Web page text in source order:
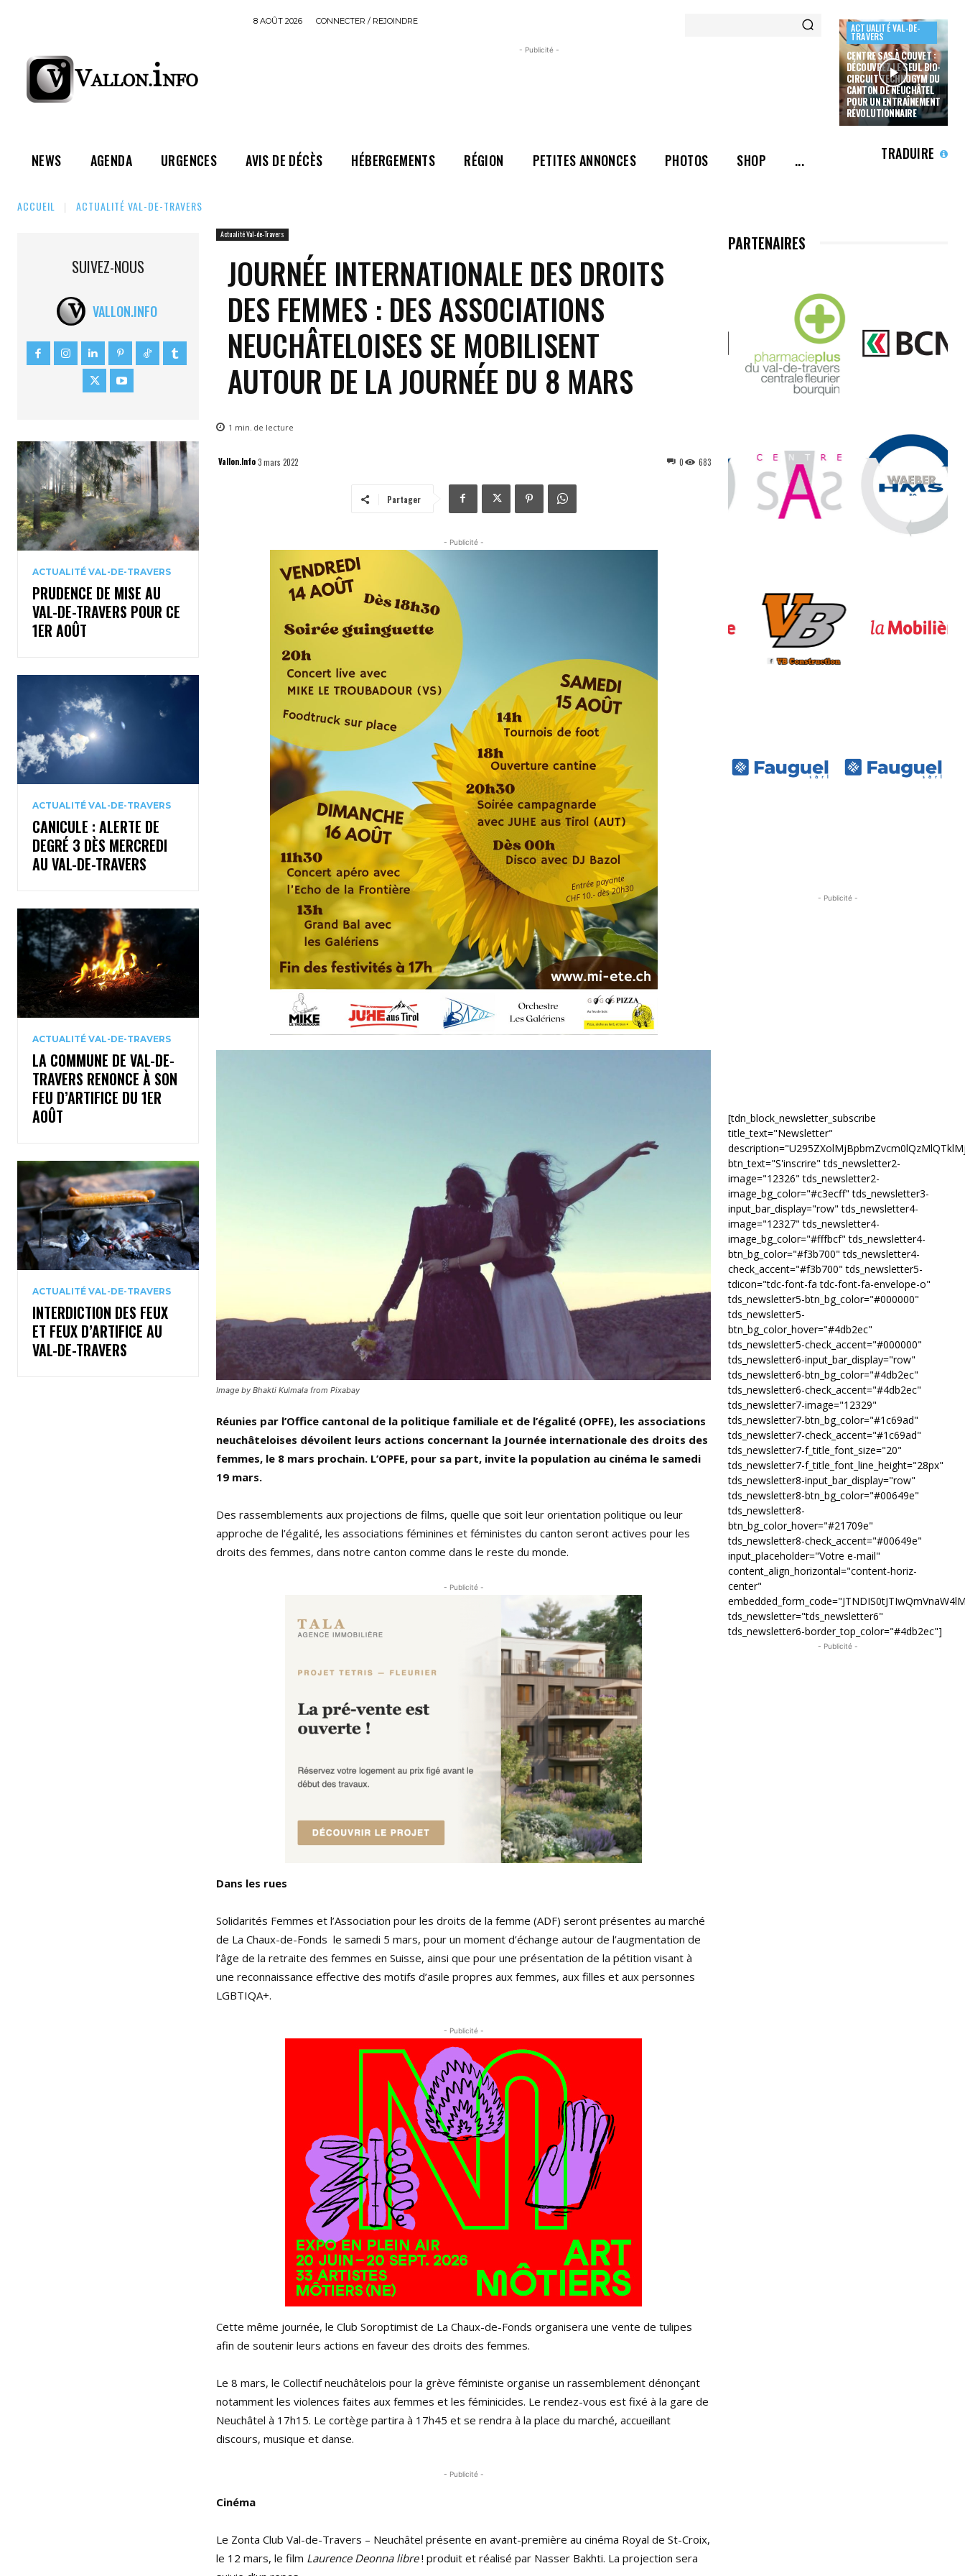
8 AOÛT 2026 CONNECTER / REJOINDRE
- Publicité -
ACTUALITÉ VAL-DE-
TRAVERS
CENTRE SAS À COUVET :
DÉCOUVREZ LE SEUL BIO-
CIRCUIT TECHNOGYM DU
CANTON DE NEUCHÂTEL
POUR UN ENTRAÎNEMENT
RÉVOLUTIONNAIRE
NEWS AGENDA URGENCES AVIS DE DÉCÈS HÉBERGEMENTS RÉGION PETITES ANNONCES PHOTOS SHOP ... TRADUIRE
ACCUEIL ACTUALITÉ VAL-DE-TRAVERS
SUIVEZ-NOUS
VALLON.INFO
ACTUALITÉ VAL-DE-TRAVERS
PRUDENCE DE MISE AU
VAL-DE-TRAVERS POUR CE
1ER AOÛT
ACTUALITÉ VAL-DE-TRAVERS
CANICULE : ALERTE DE
DEGRÉ 3 DÈS MERCREDI
AU VAL-DE-TRAVERS
ACTUALITÉ VAL-DE-TRAVERS
LA COMMUNE DE VAL-DE-
TRAVERS RENONCE À SON
FEU D’ARTIFICE DU 1ER
AOÛT
ACTUALITÉ VAL-DE-TRAVERS
INTERDICTION DES FEUX
ET FEUX D’ARTIFICE AU
VAL-DE-TRAVERS
Actualité Val-de-Travers
JOURNÉE INTERNATIONALE DES DROITS
DES FEMMES : DES ASSOCIATIONS
NEUCHÂTELOISES SE MOBILISENT
AUTOUR DE LA JOURNÉE DU 8 MARS
1 min. de lecture
Vallon.Info3 mars 2022 683
0
Partager
- Publicité -
Image by Bhakti Kulmala from Pixabay
Réunies par l’Office cantonal de la politique familiale et de l’égalité (OPFE), les associations
neuchâteloises dévoilent leurs actions concernant la Journée internationale des droits des
femmes, le 8 mars prochain. L’OPFE, pour sa part, invite la population au cinéma le samedi
19 mars.
Des rassemblements aux projections de films, quelle que soit leur orientation politique ou leur
approche de l’égalité, les associations féminines et féministes du canton seront actives pour les
droits des femmes, dans notre canton comme dans le reste du monde.
- Publicité -
Dans les rues
Solidarités Femmes et l’Association pour les droits de la femme (ADF) seront présentes au marché
de La Chaux-de-Fonds le samedi 5 mars, pour un moment d’échange autour de l’augmentation de
l’âge de la retraite des femmes en Suisse, ainsi que pour une présentation de la pétition visant à
une reconnaissance effective des motifs d’asile propres aux femmes, aux filles et aux personnes
LGBTIQA+.
- Publicité -
Cette même journée, le Club Soroptimist de La Chaux-de-Fonds organisera une vente de tulipes
afin de soutenir leurs actions en faveur des droits des femmes.
Le 8 mars, le Collectif neuchâtelois pour la grève féministe organise un rassemblement dénonçant
notamment les violences faites aux femmes et les féminicides. Le rendez-vous est fixé à la gare de
Neuchâtel à 17h15. Le cortège partira à 17h45 et se rendra à la place du marché, accueillant
discours, musique et danse.
- Publicité -
Cinéma
Le Zonta Club Val-de-Travers – Neuchâtel présente en avant-première au cinéma Royal de St-Croix,
le 12 mars, le film Laurence Deonna libre! produit et réalisé par Nasser Bakhti. La projection sera
PARTENAIRES
- Publicité -
[tdn_block_newsletter_subscribe
title_text="Newsletter"
btn_text="S'inscrire" tds_newsletter2-
image="12326" tds_newsletter2-
image_bg_color="#c3ecff" tds_newsletter3-
input_bar_display="row" tds_newsletter4-
image="12327" tds_newsletter4-
image_bg_color="#fffbcf" tds_newsletter4-
btn_bg_color="#f3b700" tds_newsletter4-
check_accent="#f3b700" tds_newsletter5-
tdicon="tdc-font-fa tdc-font-fa-envelope-o"
tds_newsletter5-btn_bg_color="#000000"
tds_newsletter5-
btn_bg_color_hover="#4db2ec"
tds_newsletter5-check_accent="#000000"
tds_newsletter6-input_bar_display="row"
tds_newsletter6-btn_bg_color="#4db2ec"
tds_newsletter6-check_accent="#4db2ec"
tds_newsletter7-image="12329"
tds_newsletter7-btn_bg_color="#1c69ad"
tds_newsletter7-check_accent="#1c69ad"
tds_newsletter7-f_title_font_size="20"
tds_newsletter7-f_title_font_line_height="28px"
tds_newsletter8-input_bar_display="row"
tds_newsletter8-btn_bg_color="#00649e"
tds_newsletter8-
btn_bg_color_hover="#21709e"
tds_newsletter8-check_accent="#00649e"
input_placeholder="Votre e-mail"
content_align_horizontal="content-horiz-
center"
tds_newsletter="tds_newsletter6"
tds_newsletter6-border_top_color="#4db2ec"]
- Publicité -